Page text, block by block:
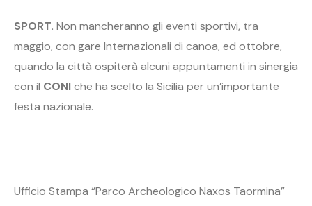
SPORT. Non mancheranno gli eventi sportivi, tra
maggio, con gare Internazionali di canoa, ed ottobre,
quando la città ospiterà alcuni appuntamenti in sinergia
con il CONIche ha scelto la Sicilia per un’importante
festa nazionale.
Ufficio Stampa “Parco Archeologico Naxos Taormina”